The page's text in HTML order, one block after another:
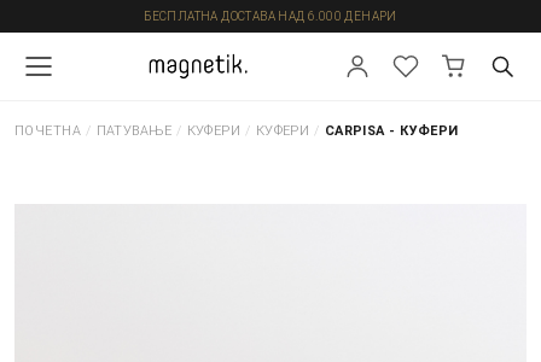
БЕСПЛАТНА ДОСТАВА НАД 6.000 ДЕНАРИ
ПОЧЕТНА / ПАТУВАЊЕ / КУФЕРИ / КУФЕРИ / CARPISA - КУФЕРИ